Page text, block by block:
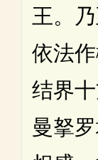
王。
依法
结界
曼拏